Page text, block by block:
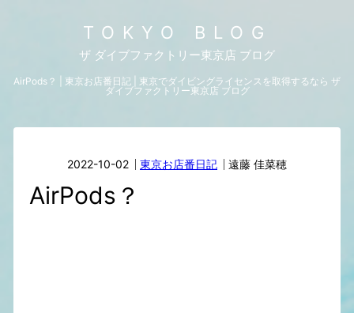
TOKYO BLOG
ザ ダイブファクトリー東京店 ブログ
AirPods？ | 東京お店番日記 | 東京でダイビングライセンスを取得するなら ザ
ダイブファクトリー東京店 ブログ
2022-10-02 東京お店番日記 遠藤 佳菜穂
AirPods？